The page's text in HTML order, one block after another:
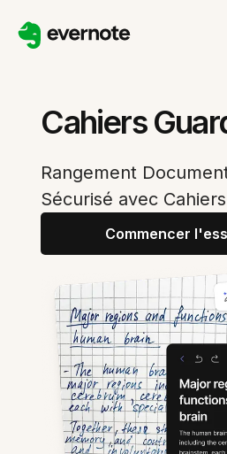
Cahiers
Rangement
Sécurisé avec
Commencer